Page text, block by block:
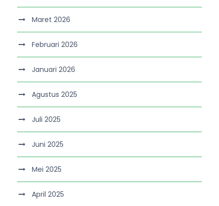
Maret 2026
Februari 2026
Januari 2026
Agustus 2025
Juli 2025
Juni 2025
Mei 2025
April 2025